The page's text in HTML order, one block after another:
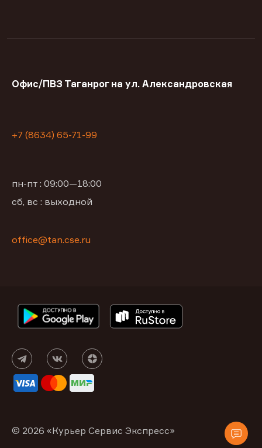
Офис/ПВЗ Таганрог на ул. Александровская
+7 (8634) 65-71-99
пн-пт : 09:00—18:00
сб, вс : выходной
office@tan.cse.ru
© 2026 «Курьер Сервис Экспресс»